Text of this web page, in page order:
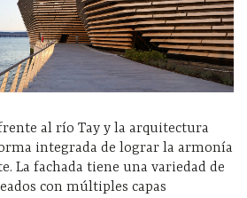
al río Tay y la arquitectura
integrada de lograr la armonía
La fachada tiene una variedad de
con múltiples capas